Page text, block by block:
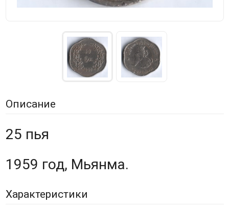
Описание
25 пья
1959 год, Мьянма.
Характеристики